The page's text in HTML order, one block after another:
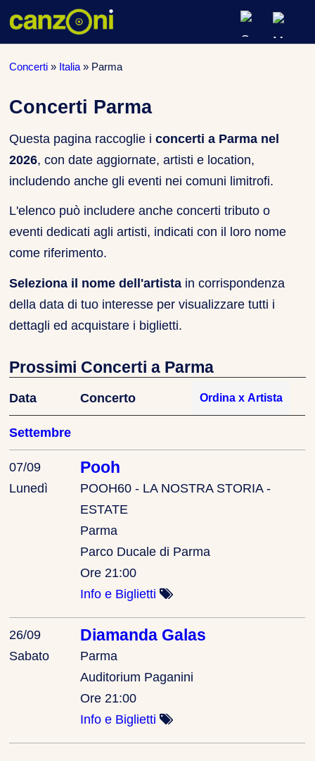
Concerti » Italia » Parma
Concerti Parma
Questa pagina raccoglie iconcerti a Parma nel
2026, con date aggiornate, artisti e location,
includendo anche gli eventi nei comuni limitrofi.
L'elenco può includere anche concerti tributo o
eventi dedicati agli artisti, indicati con il loro nome
come riferimento.
Seleziona il nome dell'artista in corrispondenza
della data di tuo interesse per visualizzare tutti i
dettagli ed acquistare i biglietti.
Prossimi Concerti a Parma
Data Concerto
Settembre
07/09
Lunedì
Pooh
POOH60 - LA NOSTRA STORIA -
ESTATE
Parma
Parco Ducale di Parma
Ore 21:00
Info e Biglietti
26/09
Sabato
Diamanda Galas
Parma
Auditorium Paganini
Ore 21:00
Info e Biglietti